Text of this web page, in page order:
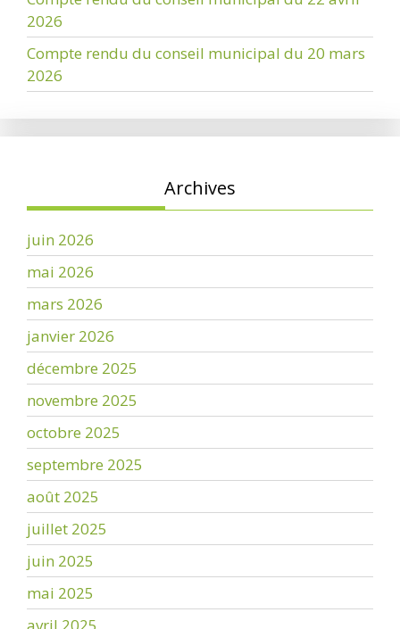
2026
Compte rendu du conseil municipal du 20 mars
2026
Archives
juin 2026
mai 2026
mars 2026
janvier 2026
décembre 2025
novembre 2025
octobre 2025
septembre 2025
août 2025
juillet 2025
juin 2025
mai 2025